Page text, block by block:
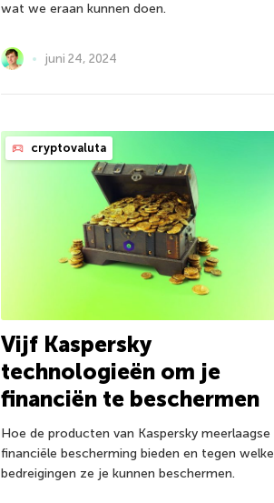
wat we eraan kunnen doen.
juni 24, 2024
cryptovaluta
Vijf Kaspersky
technologieën om je
financiën te beschermen
Hoe de producten van Kaspersky meerlaagse
financiële bescherming bieden en tegen welke
bedreigingen ze je kunnen beschermen.